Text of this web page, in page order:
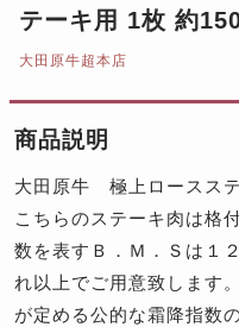
テーキ用 1枚 約
大田原牛超本店
商品説明
大田原牛 極上ロースス
こちらのステーキ肉は格
数を表すＢ．Ｍ．Ｓは１
れ以上でご用意致します
が定める公的な霜降指数